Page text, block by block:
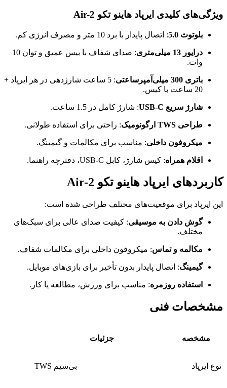
ویژگی‌های کلیدی ایرپاد هاینو تکو Air-2
بلوتوث 5.0 : اتصال پایدار با برد 10 متر و مصرف انرژی کم.
درایور 13 میلی‌متری
: صدای شفاف با بیس عمیق و توان 10
وات.
باتری 300 میلی‌آمپرساعتی
: 5 ساعت شارژدهی در هر ایرپاد +
20 ساعت با کیس.
شارژ سریع USB-C : شارژ کامل در 1.5 ساعت.
طراحی TWS ارگونومیک : راحتی برای استفاده طولانی.
میکروفون داخلی: مناسب برای مکالمات و گیمینگ.
اقلام همراه: کیس شارژ، کابل USB-C، دفترچه راهنما.
کاربردهای ایرپاد هاینو تکو Air-2
این ایرپاد برای موقعیت‌های مختلف طراحی شده است:
گوش دادن به موسیقی: کیفیت صدای عالی برای سبک‌های
مختلف.
مکالمه و تماس: میکروفون داخلی برای مکالمات شفاف.
گیمینگ: اتصال پایدار بدون تأخیر برای بازی‌های موبایل.
استفاده روزمره: مناسب برای ورزش، مطالعه یا کار.
مشخصات فنی
مشخصه جزئیات
نوع ایرپاد TWS بی‌سیم